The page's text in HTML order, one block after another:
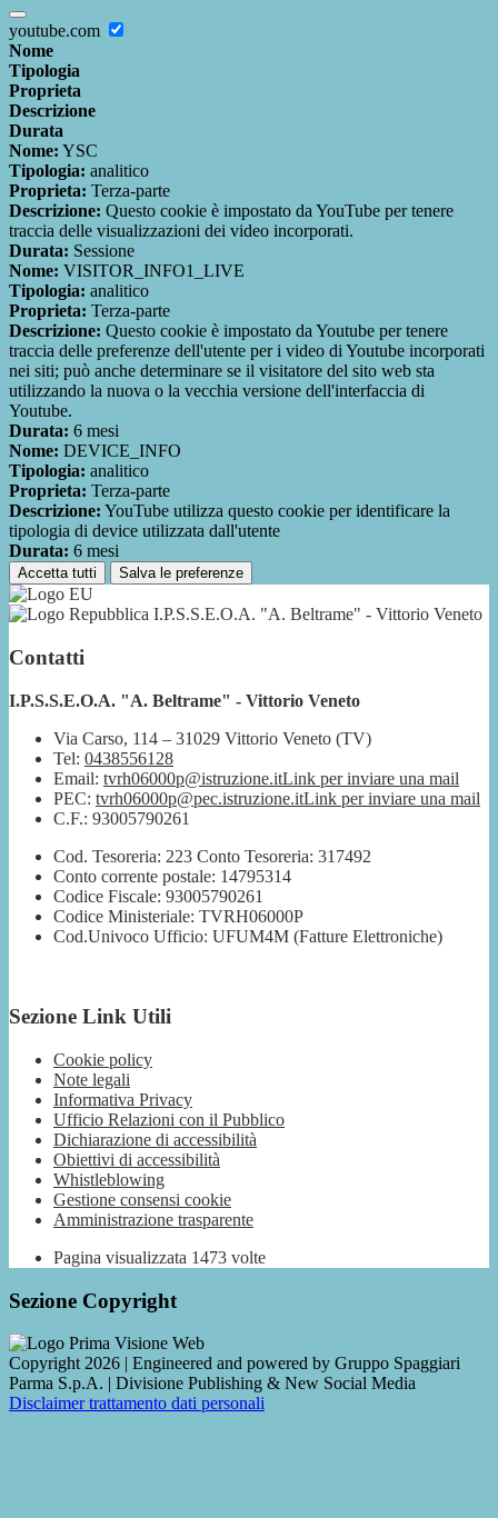
youtube.com
Nome
Tipologia
Proprieta
Descrizione
Durata
Nome: YSC
Tipologia: analitico
Proprieta: Terza-parte
Descrizione: Questo cookie è impostato da YouTube per tenere
traccia delle visualizzazioni dei video incorporati.
Durata: Sessione
Nome: VISITOR_INFO1_LIVE
Tipologia: analitico
Proprieta: Terza-parte
Descrizione: Questo cookie è impostato da Youtube per tenere
traccia delle preferenze dell'utente per i video di Youtube incorporati
nei siti; può anche determinare se il visitatore del sito web sta
utilizzando la nuova o la vecchia versione dell'interfaccia di
Youtube.
Durata: 6 mesi
Nome: DEVICE_INFO
Tipologia: analitico
Proprieta: Terza-parte
Descrizione: YouTube utilizza questo cookie per identificare la
tipologia di device utilizzata dall'utente
Durata: 6 mesi
Accetta tutti Salva le preferenze
I.P.S.S.E.O.A. "A. Beltrame" - Vittorio Veneto
Contatti
I.P.S.S.E.O.A. "A. Beltrame" - Vittorio Veneto
Via Carso, 114 – 31029 Vittorio Veneto (TV)
Tel: 0438556128
Email: tvrh06000p@istruzione.itLink per inviare una mail
PEC: tvrh06000p@pec.istruzione.itLink per inviare una mail
C.F.: 93005790261
Cod. Tesoreria: 223 Conto Tesoreria: 317492
Conto corrente postale: 14795314
Codice Fiscale: 93005790261
Codice Ministeriale: TVRH06000P
Cod.Univoco Ufficio: UFUM4M (Fatture Elettroniche)
Sezione Link Utili
Cookie policy
Note legali
Informativa Privacy
Ufficio Relazioni con il Pubblico
Dichiarazione di accessibilità
Obiettivi di accessibilità
Whistleblowing
Gestione consensi cookie
Amministrazione trasparente
Pagina visualizzata 1473 volte
Sezione Copyright
Copyright 2026 | Engineered and powered by Gruppo Spaggiari
Parma S.p.A. | Divisione Publishing & New Social Media
Disclaimer trattamento dati personali